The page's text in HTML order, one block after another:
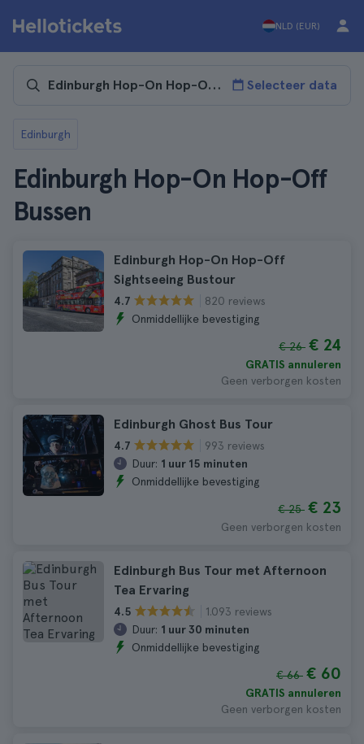
NLD (EUR)
Selecteer data
Edinburgh
Edinburgh Hop-On Hop-Off
Bussen
Edinburgh Hop-On Hop-Off
Sightseeing Bustour
4.7
820 reviews
Onmiddellijke bevestiging
€ 26 € 24
GRATIS annuleren
Geen verborgen kosten
Edinburgh Ghost Bus Tour
4.7
993 reviews
Duur: 1 uur 15 minuten
Onmiddellijke bevestiging
€ 25 € 23
Geen verborgen kosten
Edinburgh Bus Tour met Afternoon
Tea Ervaring
4.5
1.093 reviews
Duur: 1 uur 30 minuten
Onmiddellijke bevestiging
€ 66 € 60
GRATIS annuleren
Geen verborgen kosten